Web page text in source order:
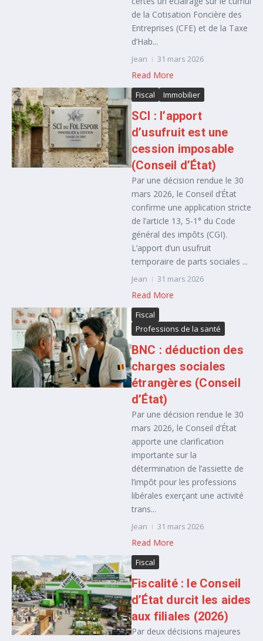
de la Cotisation Foncière des
Entreprises (CFE) et de la Taxe
d’Hab...
Jean 31 mars 2026
Read More
Fiscal Immobilier
SCI : l’apport
d’usufruit est une
cession imposable
(Conseil d’État)
Par une décision rendue le 30
mars 2026, le Conseil d’État
confirme une application stricte
de l’article 13, 5-1° du Code
général des impôts (CGI).
L’apport d’un usufruit
temporaire de parts sociales ...
Jean 31 mars 2026
Read More
Fiscal
Professions de la santé
BNC : déduction des
charges sociales
étrangères (Conseil
d’État)
Par une décision rendue le 30
mars 2026, le Conseil d’État
apporte une clarification
importante sur la
détermination de l’assiette de
l’impôt pour les professions
libérales exerçant une activité
trans...
Jean 31 mars 2026
Read More
Fiscal
Fiscalité : le Conseil
d’État durcit les aides
aux filiales (2026)
Par deux décisions majeures